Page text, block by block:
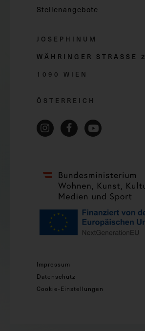
Stellenangebote
JOSEPHINUM
WÄHRINGER STRASSE 2
1090 WIEN
ÖSTERREICH
Impressum
Datenschutz
Cookie-Einstellungen